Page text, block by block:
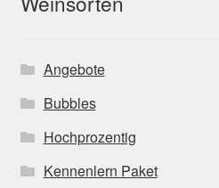
Angebote
Bubbles
Hochprozentig
Kennenlern Paket